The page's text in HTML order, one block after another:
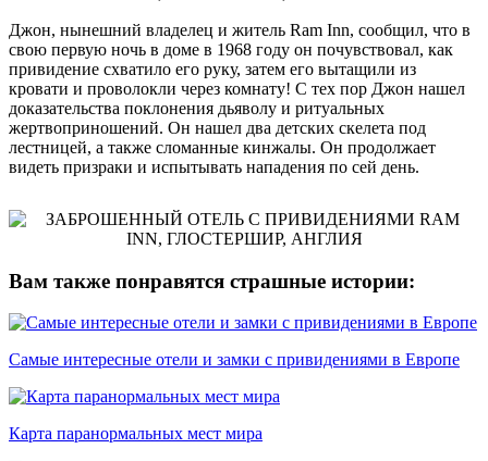
Джон, нынешний владелец и житель Ram Inn, сообщил, что в
свою первую ночь в доме в 1968 году он почувствовал, как
привидение схватило его руку, затем его вытащили из
кровати и проволокли через комнату! С тех пор Джон нашел
доказательства поклонения дьяволу и ритуальных
жертвоприношений. Он нашел два детских скелета под
лестницей, а также сломанные кинжалы. Он продолжает
видеть призраки и испытывать нападения по сей день.
Вам также понравятся страшные истории:
Самые интересные отели и замки с привидениями в Европе
Карта паранормальных мест мира